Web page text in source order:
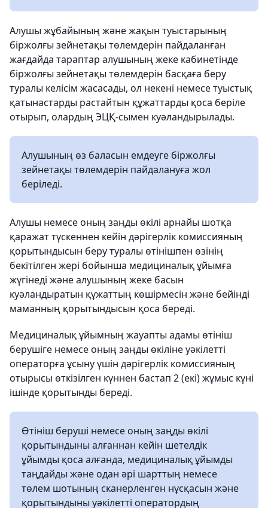
Алушы жұбайының және жақын туыстарының
біржолғы зейнетақы төлемдерін пайдаланған
жағдайда тараптар алушының жеке кабинетінде
біржолғы зейнетақы төлемдерін басқаға беру
туралы келісім жасасады, ол некені немесе туыстық
қатынастарды растайтын құжаттарды қоса беріле
отырып, олардың ЭЦҚ-сымен куәландырылады.
Алушының өз баласын емдеуге біржолғы
зейнетақы төлемдерін пайдалануға жол
беріледі.
Алушы немесе оның заңды өкілі арнайы шотқа
қаражат түскеннен кейін дәрігерлік комиссияның
қорытындысын беру туралы өтінішпен өзінің
бекітілген жері бойынша медициналық ұйымға
жүгінеді және алушының жеке басын
куәландыратын құжаттың көшірмесін және бейінді
маманның қорытындысын қоса береді.
Медициналық ұйымның жауапты адамы өтініш
берушіге немесе оның заңды өкіліне уәкілетті
операторға ұсыну үшін дәрігерлік комиссияның
отырысы өткізілген күннен бастап 2 (екі) жұмыс күні
ішінде қорытынды береді.
Өтініш беруші немесе оның заңды өкілі
қорытындыны алғаннан кейін шетелдік
ұйымды қоса алғанда, медициналық ұйымды
таңдайды және одан әрі шарттың немесе
төлем шотының сканерленген нұсқасын және
қорытындыны уәкілетті оператордың